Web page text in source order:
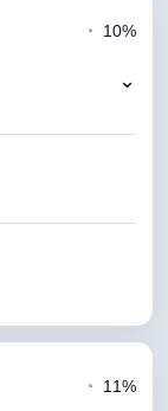
◔ 10%
⌄
◔ 11%